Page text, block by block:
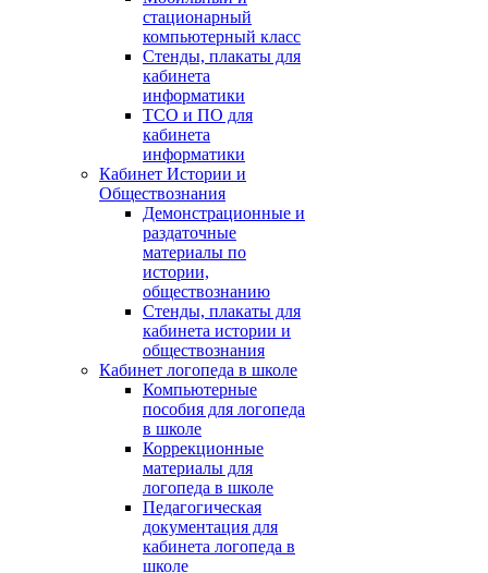
стационарный
компьютерный класс
Стенды, плакаты для
кабинета
информатики
ТСО и ПО для
кабинета
информатики
Кабинет Истории и
Обществознания
Демонстрационные и
раздаточные
материалы по
истории,
обществознанию
Стенды, плакаты для
кабинета истории и
обществознания
Кабинет логопеда в школе
Компьютерные
пособия для логопеда
в школе
Коррекционные
материалы для
логопеда в школе
Педагогическая
документация для
кабинета логопеда в
школе